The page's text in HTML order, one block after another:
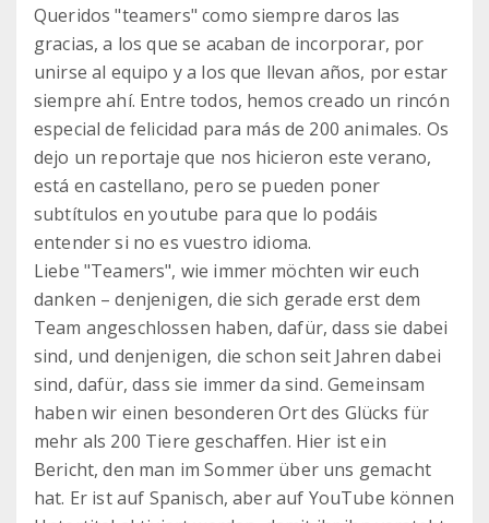
Queridos "teamers" como siempre daros las
gracias, a los que se acaban de incorporar, por
unirse al equipo y a los que llevan años, por estar
siempre ahí. Entre todos, hemos creado un rincón
especial de felicidad para más de 200 animales. Os
dejo un reportaje que nos hicieron este verano,
está en castellano, pero se pueden poner
subtítulos en youtube para que lo podáis
entender si no es vuestro idioma.
Liebe "Teamers", wie immer möchten wir euch
danken – denjenigen, die sich gerade erst dem
Team angeschlossen haben, dafür, dass sie dabei
sind, und denjenigen, die schon seit Jahren dabei
sind, dafür, dass sie immer da sind. Gemeinsam
haben wir einen besonderen Ort des Glücks für
mehr als 200 Tiere geschaffen. Hier ist ein
Bericht, den man im Sommer über uns gemacht
hat. Er ist auf Spanisch, aber auf YouTube können